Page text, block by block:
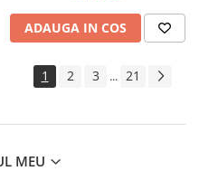
ADAUGA IN COS
1 2 3 ... 21
MEU